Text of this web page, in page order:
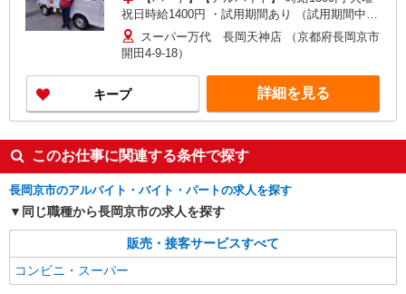
祝日時給1400円 ・試用期間あり （試用期間中も
待遇変更ありません）
スーパー万代 長岡天神店 （京都府長岡京市
開田4-9-18）
キープ 詳細を見る
このお仕事に関連する条件で探す
長岡京市のアルバイト・バイト・パートの求人を探す
同じ職種から長岡京市の求人を探す
販売・接客サービスすべて
コンビニ・スーパー